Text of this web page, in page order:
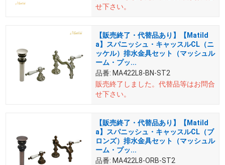
せ下さい。
【販売終了・代替品あり】【Matild
a】スパニッシュ・キャッスルCL（ニ
ッケル）排水金具セット（マッシュル
ーム・プッ...
品番: MA422L8-BN-ST2
販売終了しました。 代替品等はお問合
せ下さい。
【販売終了・代替品あり】【Matild
a】スパニッシュ・キャッスルCL（ブ
ロンズ）排水金具セット（マッシュル
ーム・プッ...
品番: MA422L8-ORB-ST2